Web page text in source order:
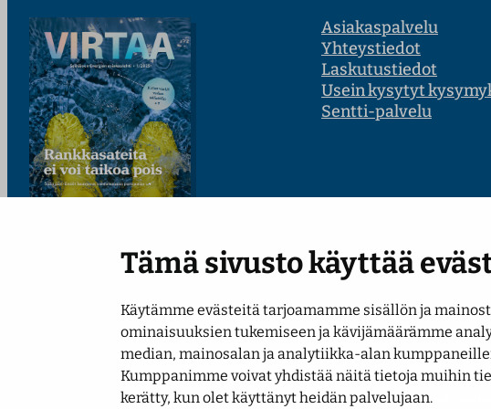
Tämä sivusto käyttää
Käytämme evästeitä tarjoamamme sisällön ja
ominaisuuksien tukemiseen ja kävijämäärämme
median, mainosalan ja analytiikka-alan
Kumppanimme voivat yhdistää näitä tietoja muihin
kerätty, kun olet käyttänyt heidän palvelujaan.
Lue uusin numero
Asiakaspalvelu
Yhteystiedot
Laskutustiedot
Usein kysytyt
Sentti-palvelu
SaavutettavuusselosteTietosuojaselosteNäytä evästeasetukseniAnna